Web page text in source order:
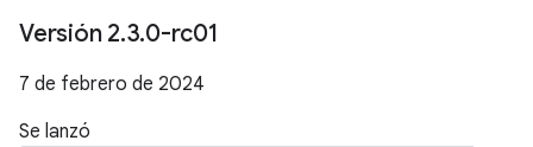
Versión 2.3.0-rc01
7 de febrero de 2024
Se lanzó